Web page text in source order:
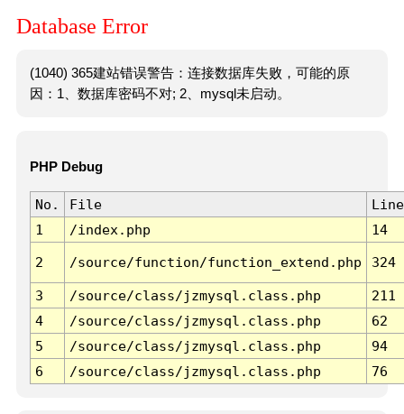
Database Error
(1040) 365建站错误警告：连接数据库失败，可能的原
因：1、数据库密码不对; 2、mysql未启动。
PHP Debug
No. File
Line
1
/index.php 14
2 /source/function/function_extend.php 324
3 /source/class/jzmysql.class.php
211
4
/source/class/jzmysql.class.php
62
5
/source/class/jzmysql.class.php
94
6
/source/class/jzmysql.class.php 76